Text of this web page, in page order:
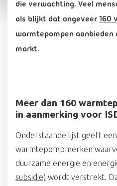
die verwachting. Veel
als blijkt dat ongeveer 160
warmtepompen aanbieden
markt.
Meer dan 160
in aanmerking voor
Onderstaande lijst geeft
warmtepompmerken
duurzame energie en
subsidie) wordt verstrekt.